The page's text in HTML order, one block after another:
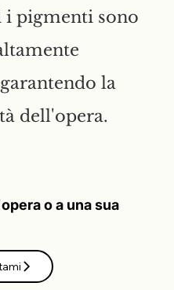
i pigmenti sono
la
dell'opera.
o a una sua